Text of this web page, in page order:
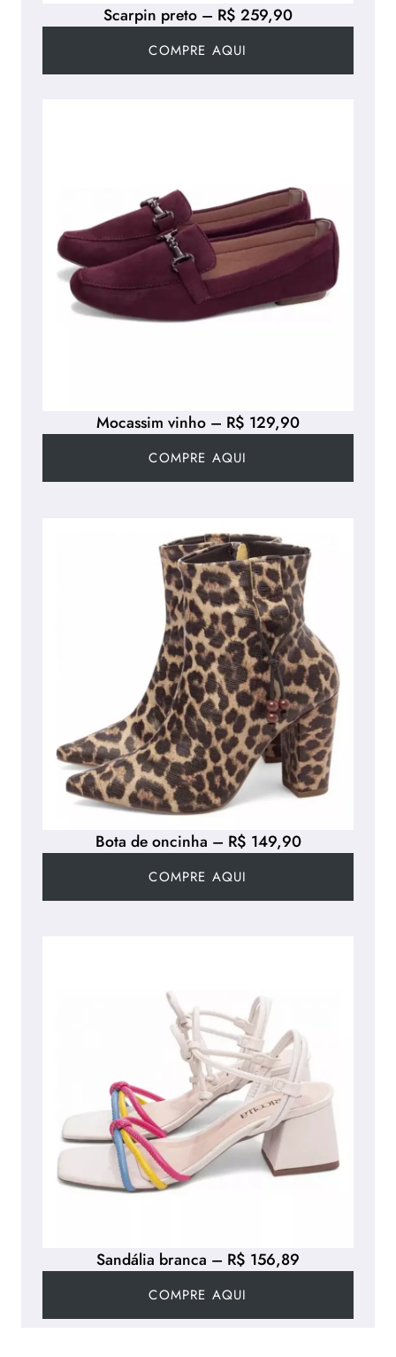
Scarpin preto – R$ 259,90
COMPRE AQUI
Sandália branca – R$ 156,89
COMPRE AQUI
Mocassim vinho – R$ 129,90
COMPRE AQUI
Bota de oncinha – R$ 149,90
COMPRE AQUI